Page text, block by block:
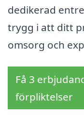
dedikerad
trygg i att ditt
omsorg och
Få 3
förpliktelser